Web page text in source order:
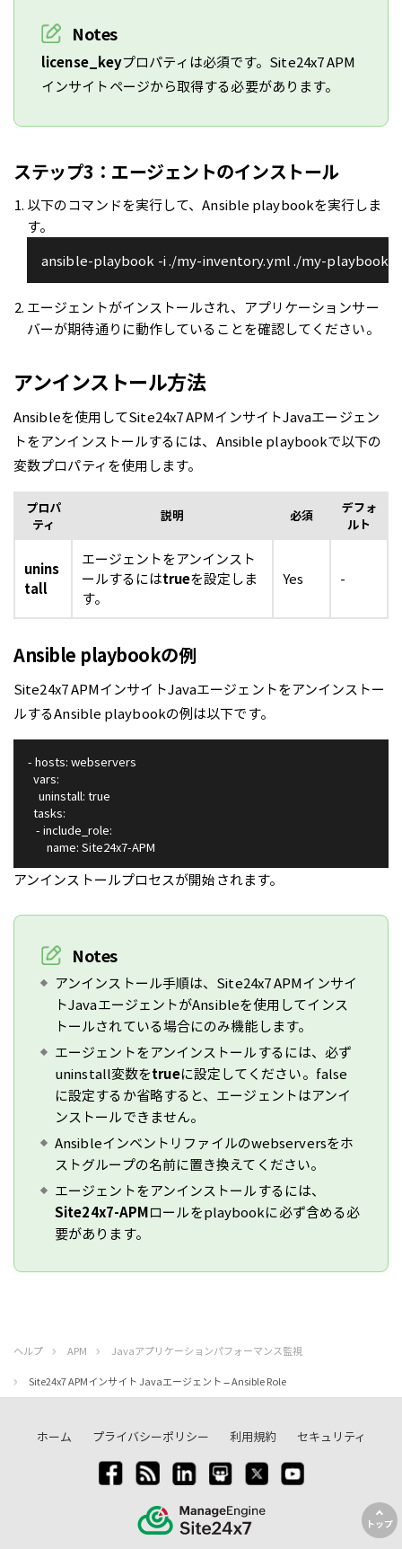
Notes
license_keyプロパティは必須です。Site24x7 APM
インサイトページから取得する必要があります。
ステップ3：エージェントのインストール
以下のコマンドを実行して、Ansible playbookを実行しま
す。
ansible-playbook -i ./my-inventory.yml ./my-
エージェントがインストールされ、アプリケーションサー
バーが期待通りに動作していることを確認してください。
アンインストール方法
Ansibleを使用してSite24x7 APMインサイトJavaエージェン
トをアンインストールするには、Ansible playbookで以下の
変数プロパティを使用します。
プロパ
ティ
説明 必須
デフォ
ルト
unins
tall
エージェントをアンインスト
ールするにはtrueを設定しま
す。
Yes -
Ansible playbookの例
Site24x7 APMインサイトJavaエージェントをアンインストー
ルするAnsible playbookの例は以下です。
- hosts: webservers
vars:
uninstall: true
tasks:
- include_role:
name: Site24x7-APM
アンインストールプロセスが開始されます。
Notes
アンインストール手順は、Site24x7 APMインサイ
トJavaエージェントがAnsibleを使用してインス
トールされている場合にのみ機能します。
エージェントをアンインストールするには、必ず
uninstall変数をtrueに設定してください。false
に設定するか省略すると、エージェントはアンイ
ンストールできません。
Ansibleインベントリファイルのwebserversをホ
ストグループの名前に置き換えてください。
エージェントをアンインストールするには、
Site24x7-APMロールをplaybookに必ず含める必
要があります。
ヘルプ APM
Javaアプリケーションパフォーマンス監視
Site24x7 APMインサイト Javaエージェント – Ansible Role
ホーム プライバシーポリシー 利用規約 セキュリティ
トップ